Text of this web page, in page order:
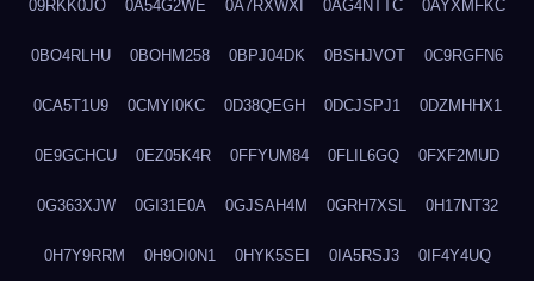
09RKK0JO 0A54G2WE 0A7RXWXI 0AG4NTTC 0AYXMFKC
0BO4RLHU 0BOHM258 0BPJ04DK 0BSHJVOT 0C9RGFN6
0CA5T1U9 0CMYI0KC 0D38QEGH 0DCJSPJ1 0DZMHHX1
0E9GCHCU 0EZ05K4R 0FFYUM84 0FLIL6GQ 0FXF2MUD
0G363XJW 0GI31E0A 0GJSAH4M 0GRH7XSL 0H17NT32
0H7Y9RRM 0H9OI0N1 0HYK5SEI 0IA5RSJ3 0IF4Y4UQ